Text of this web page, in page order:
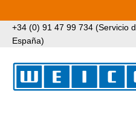
+34 (0) 91 47 99 734 (Servicio
España)